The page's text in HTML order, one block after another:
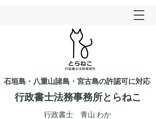
石垣島・八重山諸島・宮古島の許認可に対応
行政書士法務事務所とらねこ​​
​行政書士 青山 わか